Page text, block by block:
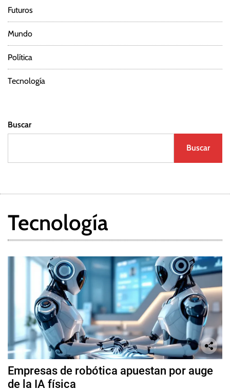
Futuros
Mundo
Política
Tecnología
Buscar
Buscar
Tecnología
Empresas de robótica apuestan por auge
de la IA física